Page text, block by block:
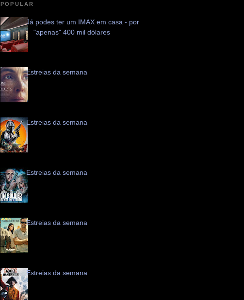
POPULAR
Já podes ter um IMAX em casa - por
"apenas" 400 mil dólares
Estreias da semana
Estreias da semana
Estreias da semana
Estreias da semana
Estreias da semana